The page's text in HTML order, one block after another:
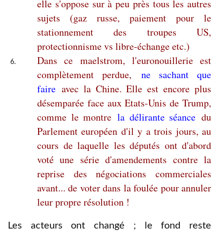
elle s'oppose sur à peu près tous les autres
sujets (gaz russe, paiement pour le
stationnement des troupes US,
protectionnisme vs libre-échange etc.)
Dans ce maelstrom, l'euronouillerie est
complètement perdue, ne sachant que
faire avec la Chine. Elle est encore plus
désemparée face aux Etats-Unis de Trump,
comme le montre la délirante séance du
Parlement européen d'il y a trois jours, au
cours de laquelle les députés ont d'abord
voté une série d'amendements contre la
reprise des négociations commerciales
avant... de voter dans la foulée pour annuler
leur propre résolution !
Les acteurs ont changé ; le fond reste